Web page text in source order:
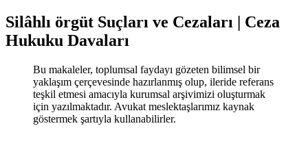
Silâhlı örgüt Suçları ve Cezaları | Ceza
Hukuku Davaları
Bu makaleler, toplumsal faydayı gözeten bilimsel bir
yaklaşım çerçevesinde hazırlanmış olup, ileride referans
teşkil etmesi amacıyla kurumsal arşivimizi oluşturmak
için yazılmaktadır. Avukat meslektaşlarımız kaynak
göstermek şartıyla kullanabilirler.